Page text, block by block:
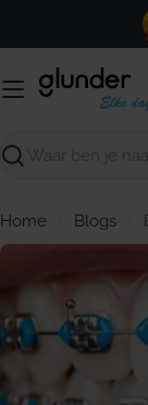
inhoud
Zoeken
Home Blogs